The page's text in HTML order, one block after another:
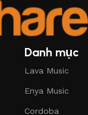
Danh mục
Lava Music
Enya Music
Cordoba